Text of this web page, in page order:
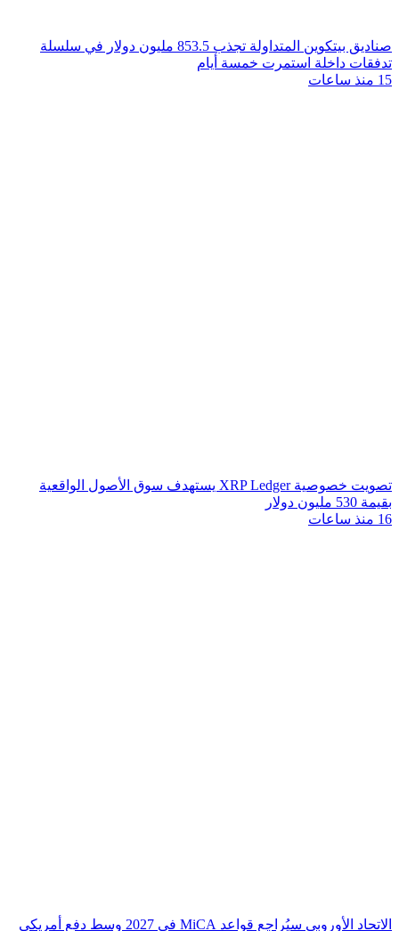
صناديق بيتكوين المتداولة تجذب 853.5 مليون دولار في سلسلة
تدفقات داخلة استمرت خمسة أيام
15 منذ ساعات
تصويت خصوصية XRP Ledger يستهدف سوق الأصول الواقعية
بقيمة 530 مليون دولار
16 منذ ساعات
الاتحاد الأوروبي سيُراجع قواعد MiCA في 2027 وسط دفع أمريكي